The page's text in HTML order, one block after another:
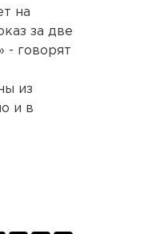
на
за две
- говорят
из
и в